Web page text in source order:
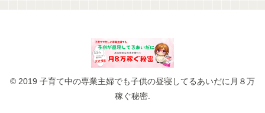
© 2019 子育て中の専業主婦でも子供の昼寝してるあいだに月８万
稼ぐ秘密.